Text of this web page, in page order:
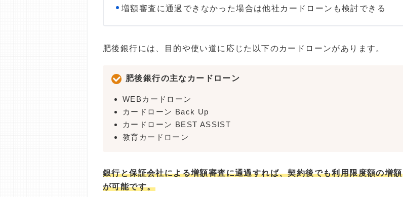
増額審査に通過できなかった場合は他社カードローンも検討できる
肥後銀行には、目的や使い道に応じた以下のカードローンがあります。
肥後銀行の主なカードローン
WEBカードローン
カードローン Back Up
カードローン BEST ASSIST
教育カードローン
銀行と保証会社による増額審査に通過すれば、契約後でも利用限度額の増額
が可能です。